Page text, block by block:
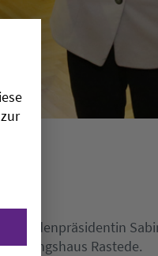
Synodenpräsidentin
Bildungshaus Rastede.